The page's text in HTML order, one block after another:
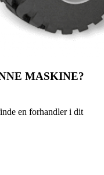
MASKINE?
en forhandler i dit